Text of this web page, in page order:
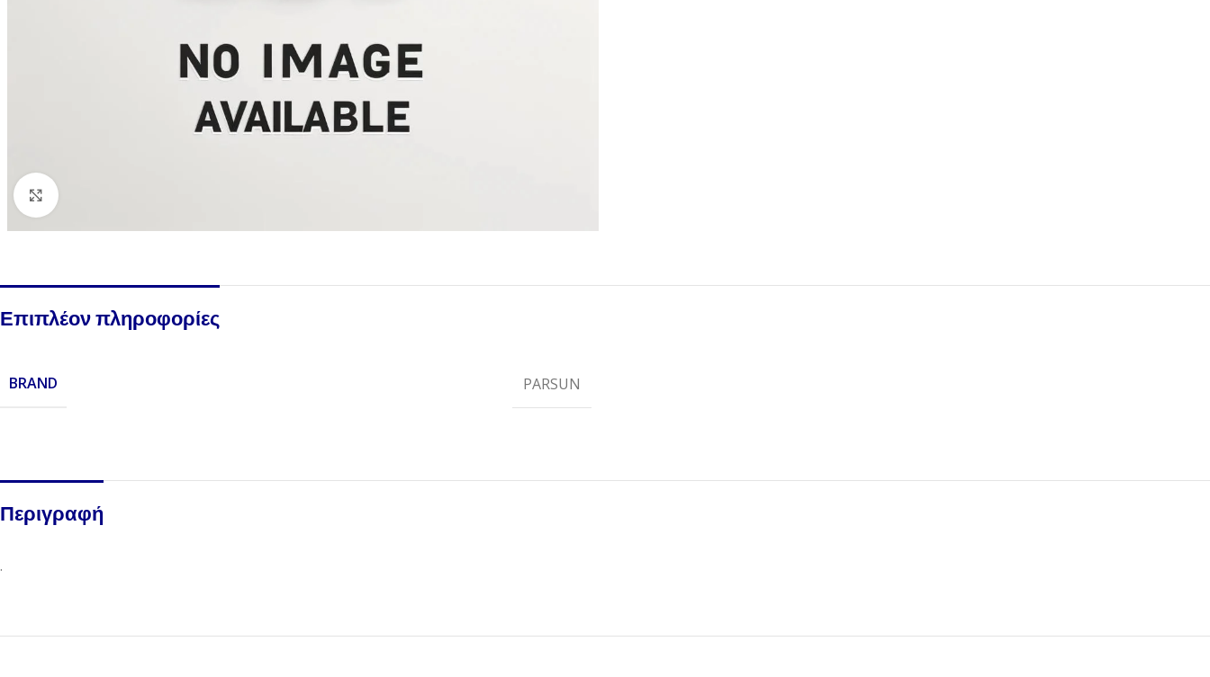
Επιπλέον πληροφορίες
BRAND PARSUN
Περιγραφή
.